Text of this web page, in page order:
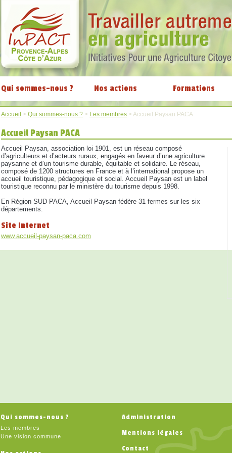
Qui sommes-nous ? Nos actions Formations
Accueil > Qui sommes-nous ? > Les membres > Accueil Paysan PACA
Accueil Paysan PACA
Accueil Paysan, association loi 1901, est un réseau composé
d’agriculteurs et d’acteurs ruraux, engagés en faveur d’une agriculture
paysanne et d’un tourisme durable, équitable et solidaire. Le réseau,
composé de 1200 structures en France et à l’international propose un
accueil touristique, pédagogique et social. Accueil Paysan est un label
touristique reconnu par le ministère du tourisme depuis 1998.
En Région SUD-PACA, Accueil Paysan fédère 31 fermes sur les six
départements.
Site Internet
www.accueil-paysan-paca.com
Qui sommes-nous ?
Les membres
Une vision commune
Administration
Mentions légales
Contact